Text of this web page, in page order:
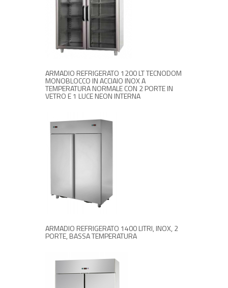
ARMADIO REFRIGERATO 1200 LT TECNODOM
MONOBLOCCO IN ACCIAIO INOX A
TEMPERATURA NORMALE CON 2 PORTE IN
VETRO E 1 LUCE NEON INTERNA
RICHIEDI INFORMAZIONI
ARMADIO REFRIGERATO 1400 LITRI, INOX, 2
PORTE, BASSA TEMPERATURA